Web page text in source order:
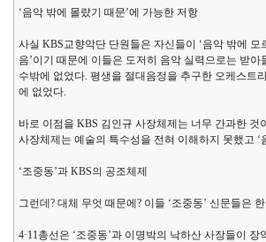
‘음악 밖에 몰랐기 때문’에 가능한 저항
사실 KBS교향악단 단원들은 자신들이 ‘음악 밖에
음’이기 때문에 이들은 도저히 음악 실력으로는 받
수밖에 없었다. 평생을 절대음정을 추구한 오케스트
에 없었다.
바로 이점을 KBS 김인규 사장체제는 너무 간과한
사장체제는 예술의 특수성을 전혀 이해하지 못했고
‘조중동’과 KBS의 공조체제
그런데? 대체 무엇 때문에? 이들 ‘조중동’ 신문들은
4·11총선은 ‘조중동’과 이명박의 낙하산 사장들이